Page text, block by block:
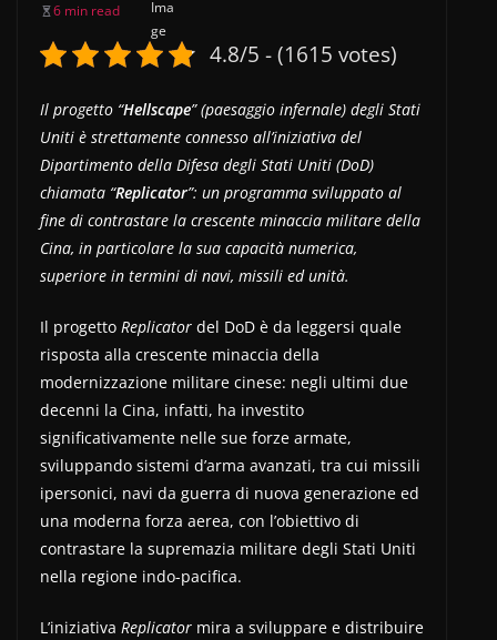
6 min read
4.8/5 - (1615 votes)
Il progetto “Hellscape” (paesaggio infernale) degli Stati
Uniti è strettamente connesso all’iniziativa del
Dipartimento della Difesa degli Stati Uniti (DoD)
chiamata “Replicator”: un programma sviluppato al
fine di contrastare la crescente minaccia militare della
Cina, in particolare la sua capacità numerica,
superiore in termini di navi, missili ed unità.
Il progetto Replicator del DoD è da leggersi quale
risposta alla crescente minaccia della
modernizzazione militare cinese: negli ultimi due
decenni la Cina, infatti, ha investito
significativamente nelle sue forze armate,
sviluppando sistemi d’arma avanzati, tra cui missili
ipersonici, navi da guerra di nuova generazione ed
una moderna forza aerea, con l’obiettivo di
contrastare la supremazia militare degli Stati Uniti
nella regione indo-pacifica.
L’iniziativa Replicator mira a sviluppare e distribuire